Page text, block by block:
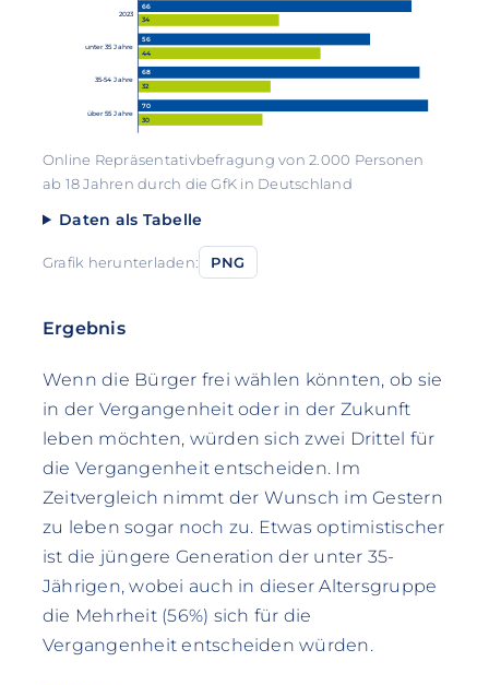
2023
66
34
unter 35 Jahre
56
44
35-54 Jahre
68
32
über 55 Jahre
70
30
Online Repräsentativbefragung von 2.000 Personen
ab 18 Jahren durch die GfK in Deutschland
Daten als Tabelle
Grafik herunterladen: PNG
Ergebnis
Wenn die Bürger frei wählen könnten, ob sie
in der Vergangenheit oder in der Zukunft
leben möchten, würden sich zwei Drittel für
die Vergangenheit entscheiden. Im
Zeitvergleich nimmt der Wunsch im Gestern
zu leben sogar noch zu. Etwas optimistischer
ist die jüngere Generation der unter 35-
Jährigen, wobei auch in dieser Altersgruppe
die Mehrheit (56%) sich für die
Vergangenheit entscheiden würden.